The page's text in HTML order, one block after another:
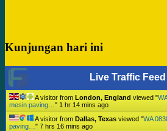
Kunjungan hari ini
Live Traffic Feed
A visitor from London, England viewed "
mesin paving… " 1 hr 14 mins ago
A visitor from Dallas, Texas viewed "WA
paving… " 7 hrs 16 mins ago